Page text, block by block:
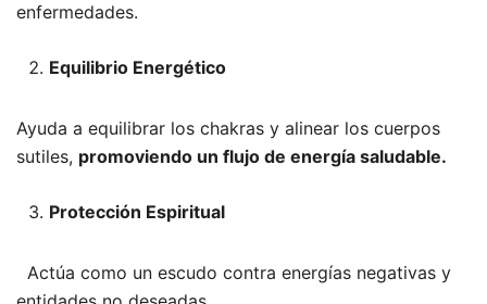
enfermedades.
Equilibrio Energético
Ayuda a equilibrar los chakras y alinear los cuerpos
sutiles, promoviendo un flujo de energía saludable.
Protección Espiritual
Actúa como un escudo contra energías negativas y